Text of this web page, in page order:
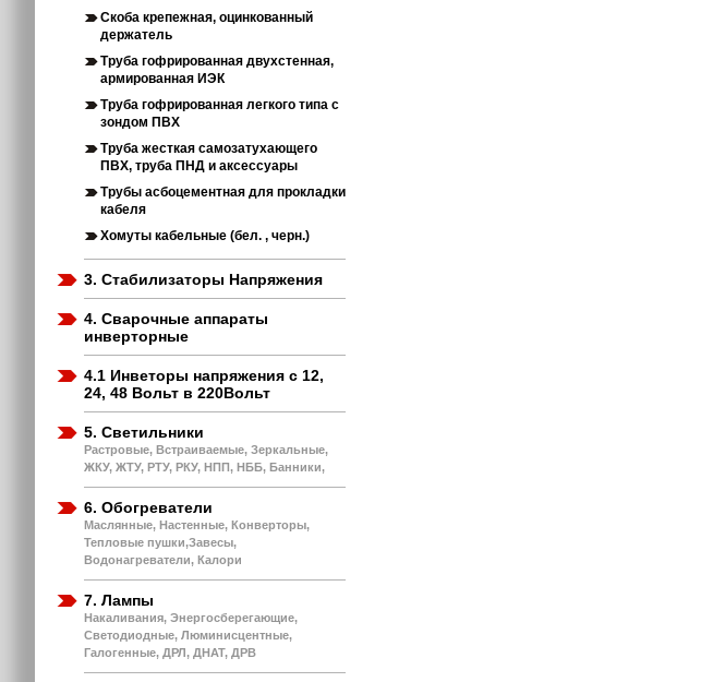
Скоба крепежная, оцинкованный
держатель
Труба гофрированная двухстенная,
армированная ИЭК
Труба гофрированная легкого типа с
зондом ПВХ
Труба жесткая самозатухающего
ПВХ, труба ПНД и аксессуары
Трубы асбоцементная для прокладки
кабеля
Хомуты кабельные (бел. , черн.)
3. Стабилизаторы Напряжения
4. Сварочные аппараты
инверторные
4.1 Инветоры напряжения с 12,
24, 48 Вольт в 220Вольт
5. Светильники
Растровые, Встраиваемые, Зеркальные,
ЖКУ, ЖТУ, РТУ, РКУ, НПП, НББ, Банники,
6. Обогреватели
Маслянные, Настенные, Конверторы,
Тепловые пушки,Завесы,
Водонагреватели, Калори
7. Лампы
Накаливания, Энергосберегающие,
Светодиодные, Люминисцентные,
Галогенные, ДРЛ, ДНАТ, ДРВ